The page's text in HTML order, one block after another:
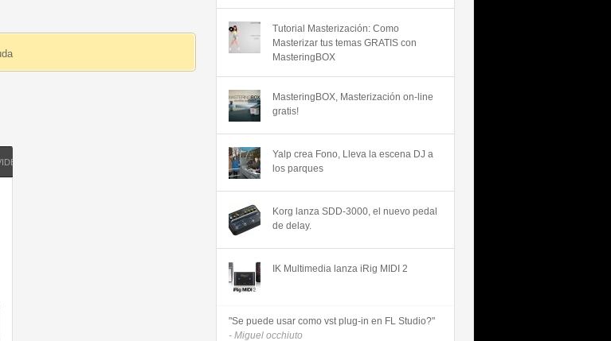
TUTORIAL
Tutorial Masterización: Como
Masterizar tus temas GRATIS con
MasteringBOX
MasteringBOX, Masterización on-line
gratis!
Yalp crea Fono, Lleva la escena DJ a
los parques
Korg lanza SDD-3000, el nuevo pedal
de delay.
IK Multimedia lanza iRig MIDI 2
"Se puede usar como vst plug-in en FL Studio?"
- Miguel occhiuto